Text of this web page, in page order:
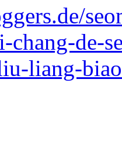
chang-de-
liang-